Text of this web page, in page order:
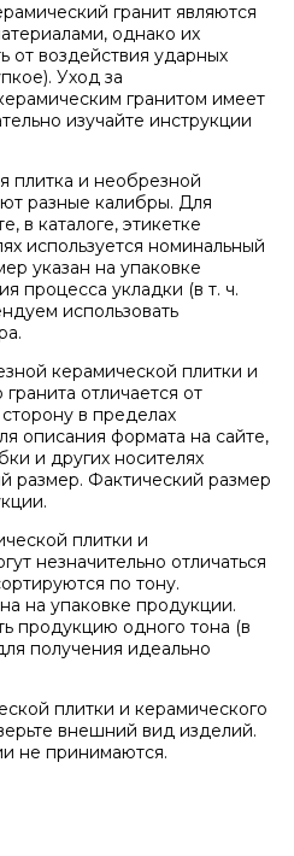
гранит являются
однако их
от воздействия ударных
Уход за
гранитом имеет
изучайте инструкции
плитка и необрезной
разные калибры. Для
в каталоге, этикетке
используется номинальный
указан на упаковке
процесса укладки (в т. ч.
использовать
керамической плитки и
отличается от
в пределах
описания формата на сайте,
и других носителях
размер. Фактический размер
плитки и
незначительно отличаться
по тону.
на упаковке продукции.
продукцию одного тона (в
получения идеально
плитки и керамического
внешний вид изделий.
не принимаются.